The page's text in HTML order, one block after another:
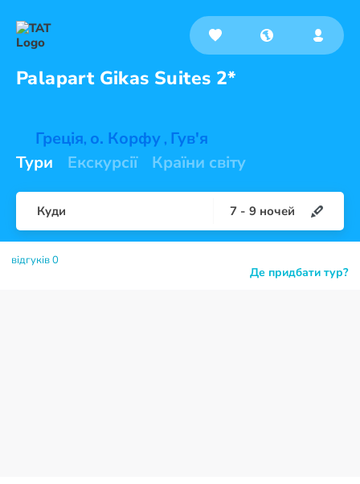
Palapart Gikas Suites 2*
Греція, о. Корфу , Гув'я
Тури
Екскурсії Країни світу
Куди 7 - 9 ночей
Де придбати тур?
відгуків 0